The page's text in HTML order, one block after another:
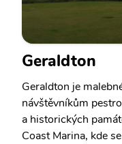
Geraldton
Geraldton je
návštěvníkům
a historických
Coast Marina, kde